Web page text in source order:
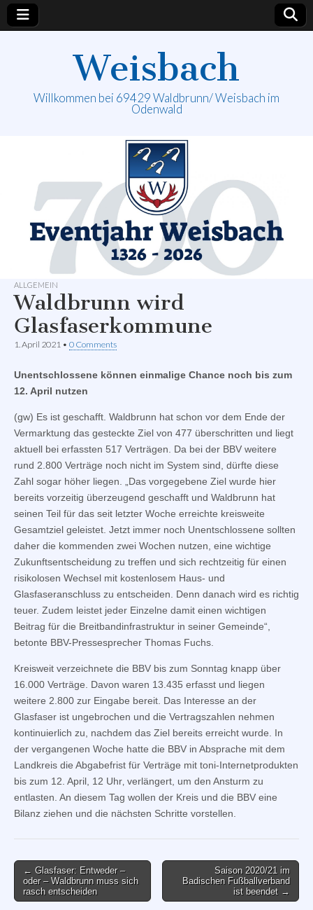
Weisbach
Willkommen bei 69429 Waldbrunn/ Weisbach im
Odenwald
ALLGEMEIN
Waldbrunn wird
Glasfaserkommune
1. April 2021 • 0 Comments
Unentschlossene können einmalige Chance noch bis zum
12. April nutzen
(gw) Es ist geschafft. Waldbrunn hat schon vor dem Ende der
Vermarktung das gesteckte Ziel von 477 überschritten und liegt
aktuell bei erfassten 517 Verträgen. Da bei der BBV weitere
rund 2.800 Verträge noch nicht im System sind, dürfte diese
Zahl sogar höher liegen. „Das vorgegebene Ziel wurde hier
bereits vorzeitig überzeugend geschafft und Waldbrunn hat
seinen Teil für das seit letzter Woche erreichte kreisweite
Gesamtziel geleistet. Jetzt immer noch Unentschlossene sollten
daher die kommenden zwei Wochen nutzen, eine wichtige
Zukunftsentscheidung zu treffen und sich rechtzeitig für einen
risikolosen Wechsel mit kostenlosem Haus- und
Glasfaseranschluss zu entscheiden. Denn danach wird es richtig
teuer. Zudem leistet jeder Einzelne damit einen wichtigen
Beitrag für die Breitbandinfrastruktur in seiner Gemeinde“,
betonte BBV-Pressesprecher Thomas Fuchs.
Kreisweit verzeichnete die BBV bis zum Sonntag knapp über
16.000 Verträge. Davon waren 13.435 erfasst und liegen
weitere 2.800 zur Eingabe bereit. Das Interesse an der
Glasfaser ist ungebrochen und die Vertragszahlen nehmen
kontinuierlich zu, nachdem das Ziel bereits erreicht wurde. In
der vergangenen Woche hatte die BBV in Absprache mit dem
Landkreis die Abgabefrist für Verträge mit toni-Internetprodukten
bis zum 12. April, 12 Uhr‚ verlängert, um den Ansturm zu
entlasten. An diesem Tag wollen der Kreis und die BBV eine
Bilanz ziehen und die nächsten Schritte vorstellen.
Post
navigation
← Glasfaser: Entweder –
oder – Waldbrunn muss sich
rasch entscheiden
Saison 2020/21 im
Badischen Fußballverband
ist beendet →